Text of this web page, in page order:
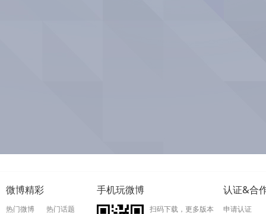
微博精彩
热门微博 热门话题
手机玩微博
扫码下载，更多版本
认证&合
申请认证